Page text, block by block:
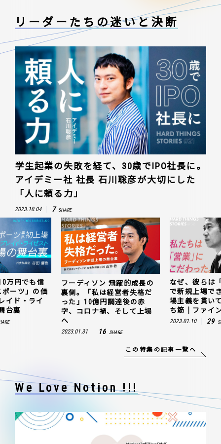
リーダーたちの迷いと決断
学生起業の失敗を経て、30歳でIPO社長に。
アイデミー社 社長 石川聡彦が大切にした
「人に頼る力」
2023.10.04 7 SHARE
ン 飛躍的成長の
は経営者失格だ
円調達後の赤
禍、そして上場
なぜ、彼らは「動画領域」
で新規上場できたのか。現
場主義を貫いて見つけた勝
ち筋｜ファインズ 三輪幸将
キャッ
じ抜いた
値。ウェ
ゼスト
2023.03.20
この特集の記事一覧へ
We Love Notion !!!